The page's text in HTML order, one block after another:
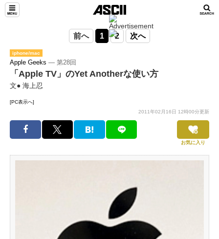
前へ 1 2 次へ
iphone/mac
Apple Geeks ― 第28回
「Apple TV」のYet Anotherな使い方
文● 海上忍
[PC表示へ]
2011年02月16日 12時00分更新
お気に入り